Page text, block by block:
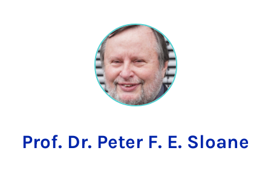
Prof. Dr. Peter F. E. Sloane